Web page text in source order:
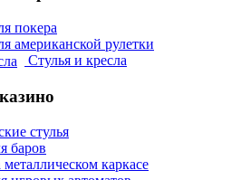
покера
американской рулетки
Стулья и кресла
стулья
баров
металлическом каркасе